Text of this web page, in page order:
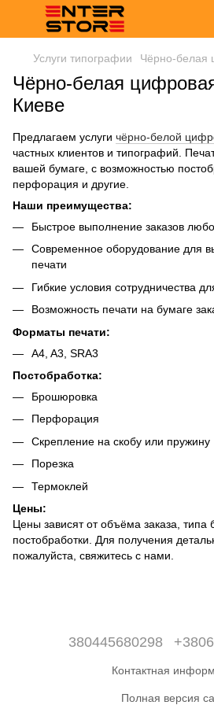
Услуги типографии Чёрно-белая
Чёрно-белая
Киеве
Предлагаем услуги чёрно-белой
частных клиентов и типографий.
вашей бумаге, с возможностью
перфорация и другие.
Наши преимущества:
Быстрое выполнение заказов
Современное оборудование для
печати
Гибкие условия сотрудничества
Возможность печати на бумаге
Форматы печати:
A4, A3, SRA3
Постобработка:
Брошюровка
Перфорация
Скрепление на скобу или пружину
Порезка
Термоклей
Цены:
Цены зависят от объёма заказа, типа
постобработки. Для получения
пожалуйста, свяжитесь с нами.
380445680298
Контактная
Полная версия